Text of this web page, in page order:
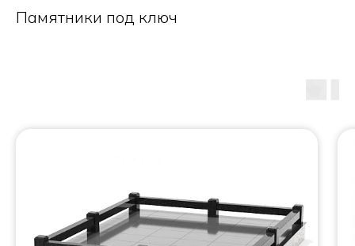
Памятники под ключ